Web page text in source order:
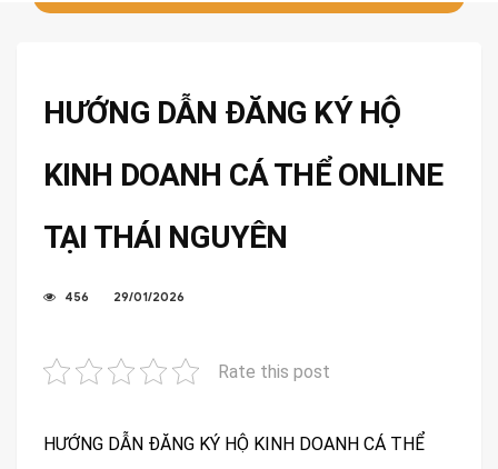
HƯỚNG DẪN ĐĂNG KÝ HỘ
KINH DOANH CÁ THỂ ONLINE
TẠI THÁI NGUYÊN
456 29/01/2026
Rate this post
HƯỚNG DẪN ĐĂNG KÝ HỘ KINH DOANH CÁ THỂ